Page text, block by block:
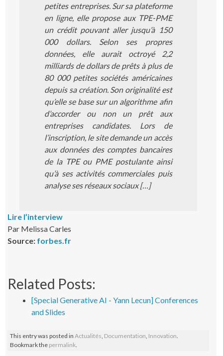
petites entreprises. Sur sa plateforme
en ligne, elle propose aux TPE-PME
un crédit pouvant aller jusqu’à 150
000 dollars. Selon ses propres
données, elle aurait octroyé 2,2
milliards de dollars de prêts à plus de
80 000 petites sociétés américaines
depuis sa création. Son originalité est
qu’elle se base sur un algorithme afin
d’accorder ou non un prêt aux
entreprises candidates. Lors de
l’inscription, le site demande un accès
aux données des comptes bancaires
de la TPE ou PME postulante ainsi
qu’à ses activités commerciales puis
analyse ses réseaux sociaux […]
Lire l’interview
Par Melissa Carles
Source: forbes.fr
Related Posts:
[Special Generative AI - Yann Lecun] Conferences
and Slides
This entry was posted inActualités Documentation Innovation
Bookmark the permalink